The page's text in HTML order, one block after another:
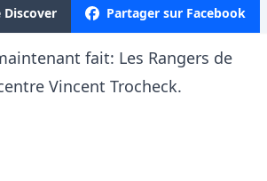
Discover Partager sur Facebook
fait: Les Rangers de
Vincent Trocheck.